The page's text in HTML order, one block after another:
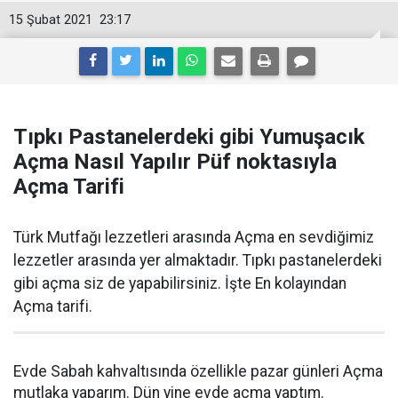
23:17
15 Şubat 2021
Tıpkı Pastanelerdeki gibi Yumuşacık
Açma Nasıl Yapılır Püf noktasıyla
Açma Tarifi
Türk Mutfağı lezzetleri arasında Açma en sevdiğimiz
lezzetler arasında yer almaktadır. Tıpkı pastanelerdeki
gibi açma siz de yapabilirsiniz. İşte En kolayından
Açma tarifi.
Evde Sabah kahvaltısında özellikle pazar günleri Açma
mutlaka yaparım. Dün yine evde açma yaptım.